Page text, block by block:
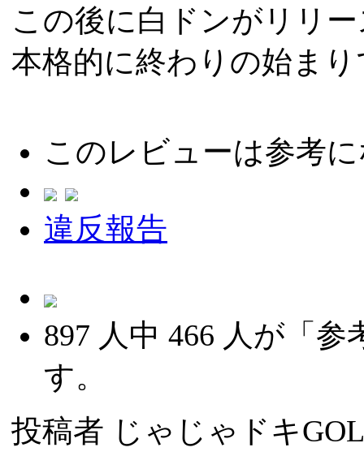
この後に白ドンがリリ
本格的に終わりの始ま
このレビューは参考
違反報告
897 人中 466 人が「参
す。
投稿者 じゃじゃドキ